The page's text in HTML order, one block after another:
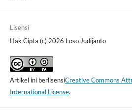
Lisensi
Hak Cipta (c) 2026 Loso Judijanto
Artikel ini berlisensiCreative Commons
International License.